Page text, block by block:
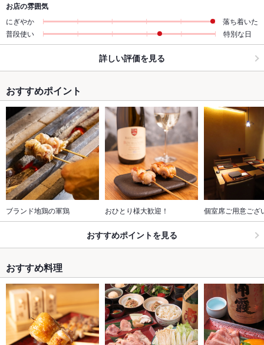
お店の雰囲気
にぎやか
落ち着いた
普段使い
特別な日
詳しい評価を見る
おすすめポイント
ブランド地鶏の軍鶏 おひとり様大歓迎！ 個室席ご用意ござ
おすすめポイントを見る
おすすめ料理